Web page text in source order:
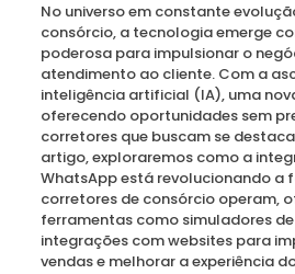
No universo em constante
consórcio, a tecnologia emerge
poderosa para impulsionar o
atendimento ao cliente. Com a
inteligência artificial (IA), uma
oferecendo oportunidades sem
corretores que buscam se
artigo, exploraremos como a
WhatsApp está revolucionando a
corretores de consórcio operam,
ferramentas como simuladores
integrações com websites para
vendas e melhorar a experiência